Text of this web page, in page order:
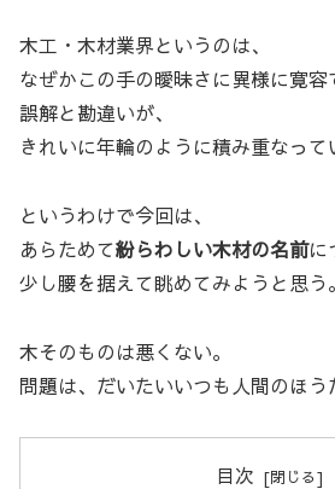
木工・木材業界というのは、
なぜかこの手の曖昧さに異様に寛容
誤解と勘違いが、
きれいに年輪のように積み重なって
というわけで今回は、
あらためて紛らわしい木材の名前に
少し腰を据えて眺めてみようと思う。
木そのものは悪くない。
問題は、だいたいいつも人間のほう
目次